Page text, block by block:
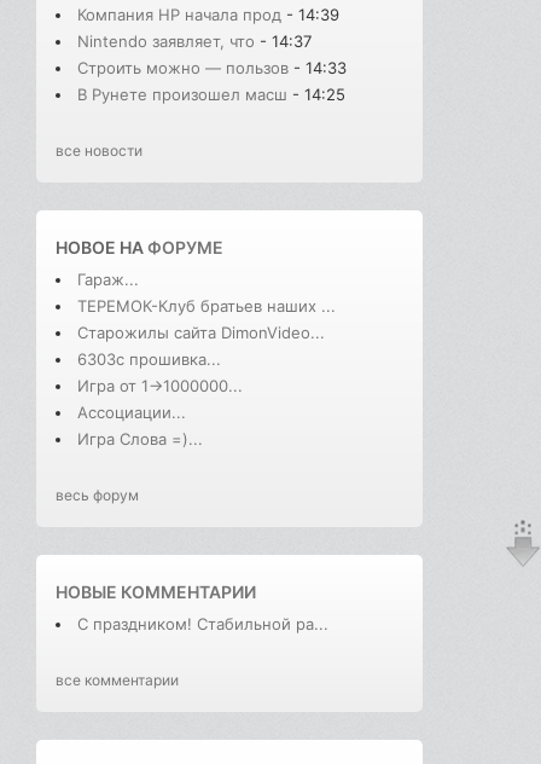
Компания HP начала прод - 14:39
Nintendo заявляет, что - 14:37
Строить можно — пользов - 14:33
В Рунете произошел масш - 14:25
все новости
НОВОЕ НАФОРУМЕ
Гараж...
ТЕРЕМОК-Клуб братьев наших ...
Старожилы сайта DimonVideo...
6303с прошивка...
Игра от 1->1000000...
Ассоциации...
Игра Слова =)...
весь форум
НОВЫЕ КОММЕНТАРИИ
С праздником! Стабильной ра...
все комментарии